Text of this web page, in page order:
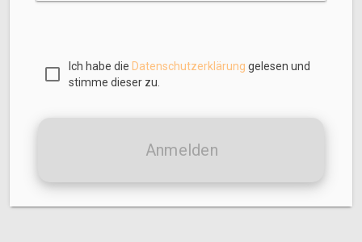
Ich habe die Datenschutzerklärung gelesen und
stimme dieser zu.
Anmelden